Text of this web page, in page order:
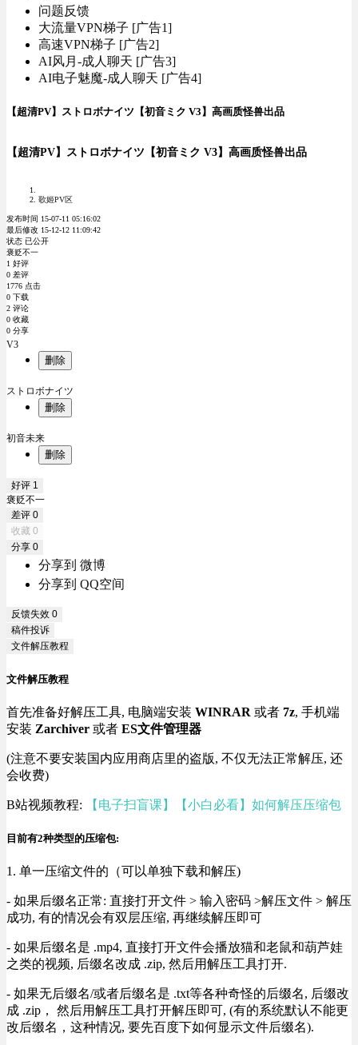
问题反馈
大流量VPN梯子 [广告1]
高速VPN梯子 [广告2]
AI风月-成人聊天 [广告3]
AI电子魅魔-成人聊天 [广告4]
【超清PV】ストロボナイツ【初音ミク V3】高画质怪兽出品
【超清PV】ストロボナイツ【初音ミク V3】高画质怪兽出品
歌姬PV区
发布时间 15-07-11 05:16:02
最后修改 15-12-12 11:09:42
状态 已公开
褒贬不一
1 好评
0 差评
1776 点击
0 下载
2 评论
0 收藏
0 分享
V3
删除
ストロボナイツ
删除
初音未来
删除
好评 1
褒贬不一
差评 0
收藏 0
分享 0
分享到 微博
分享到 QQ空间
反馈失效 0
稿件投诉
文件解压教程
文件解压教程
首先准备好解压工具, 电脑端安装 WINRAR 或者 7z, 手机端
安装 Zarchiver 或者 ES文件管理器
(注意不要安装国内应用商店里的盗版, 不仅无法正常解压, 还
会收费)
B站视频教程: 【电子扫盲课】【小白必看】如何解压压缩包
目前有2种类型的压缩包:
1. 单一压缩文件的（可以单独下载和解压)
- 如果后缀名正常: 直接打开文件 > 输入密码 >解压文件 > 解压
成功, 有的情况会有双层压缩, 再继续解压即可
- 如果后缀名是 .mp4, 直接打开文件会播放猫和老鼠和葫芦娃
之类的视频, 后缀名改成 .zip, 然后用解压工具打开.
- 如果无后缀名/或者后缀名是 .txt等各种奇怪的后缀名, 后缀改
成 .zip， 然后用解压工具打开解压即可, (有的系统默认不能更
改后缀名，这种情况, 要先百度下如何显示文件后缀名).